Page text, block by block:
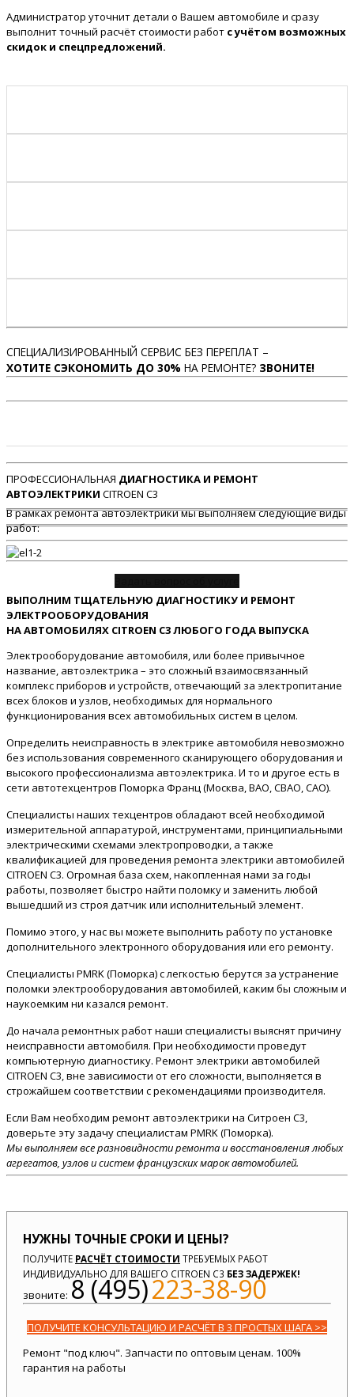
Администратор уточнит детали о Вашем автомобиле и сразу
выполнит точный расчёт стоимости работ с учётом возможных
скидок и спецпредложений.
СПЕЦИАЛИЗИРОВАННЫЙ СЕРВИС БЕЗ ПЕРЕПЛАТ –
ХОТИТЕ СЭКОНОМИТЬ ДО 30% НА РЕМОНТЕ? ЗВОНИТЕ!
ПРОФЕССИОНАЛЬНАЯ ДИАГНОСТИКА И РЕМОНТ
АВТОЭЛЕКТРИКИ CITROEN C3
В рамках ремонта автоэлектрики мы выполняем следующие виды
работ:
ВЫПОЛНИМ ТЩАТЕЛЬНУЮ ДИАГНОСТИКУ И РЕМОНТ
ЭЛЕКТРООБОРУДОВАНИЯ
НА АВТОМОБИЛЯХ CITROEN C3 ЛЮБОГО ГОДА ВЫПУСКА
Электрооборудование автомобиля, или более привычное
название, автоэлектрика – это сложный взаимосвязанный
комплекс приборов и устройств, отвечающий за электропитание
всех блоков и узлов, необходимых для нормального
функционирования всех автомобильных систем в целом.
Определить неисправность в электрике автомобиля невозможно
без использования современного сканирующего оборудования и
высокого профессионализма автоэлектрика. И то и другое есть в
сети автотехцентров Поморка Франц (Москва, ВАО, СВАО, САО).
Специалисты наших техцентров обладают всей необходимой
измерительной аппаратурой, инструментами, принципиальными
электрическими схемами электропроводки, а также
квалификацией для проведения ремонта электрики автомобилей
CITROEN C3. Огромная база схем, накопленная нами за годы
работы, позволяет быстро найти поломку и заменить любой
вышедший из строя датчик или исполнительный элемент.
Помимо этого, у нас вы можете выполнить работу по установке
дополнительного электронного оборудования или его ремонту.
Специалисты PMRK (Поморка) с легкостью берутся за устранение
поломки электрооборудования автомобилей, каким бы сложным и
наукоемким ни казался ремонт.
До начала ремонтных работ наши специалисты выяснят причину
неисправности автомобиля. При необходимости проведут
компьютерную диагностику. Ремонт электрики автомобилей
CITROEN C3, вне зависимости от его сложности, выполняется в
строжайшем соответствии с рекомендациями производителя.
Если Вам необходим ремонт автоэлектрики на Ситроен C3,
доверьте эту задачу специалистам PMRK (Поморка).
Мы выполняем все разновидности ремонта и восстановления любых
агрегатов, узлов и систем французских марок автомобилей.
НУЖНЫ ТОЧНЫЕ СРОКИ И ЦЕНЫ?
ПОЛУЧИТЕ РАСЧЁТ СТОИМОСТИ ТРЕБУЕМЫХ РАБОТ
ИНДИВИДУАЛЬНО ДЛЯ ВАШЕГО CITROEN C3 БЕЗ ЗАДЕРЖЕК!
звоните: 8 (495)223-38-90
ПОЛУЧИТЕ КОНСУЛЬТАЦИЮ И РАСЧЁТ В 3 ПРОСТЫХ ШАГА >>
Ремонт "под ключ". Запчасти по оптовым ценам. 100%
гарантия на работы